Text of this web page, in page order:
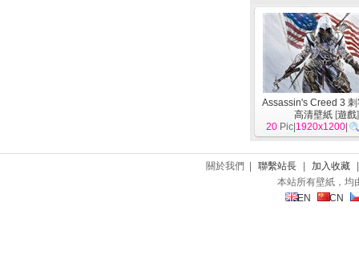
Assassin's Creed 3
高清壁紙 [遊戲]
20 Pic| 1920x1200
關於我們 | 聯繫站長 加入收藏
本站所有壁紙，均
EN
CN